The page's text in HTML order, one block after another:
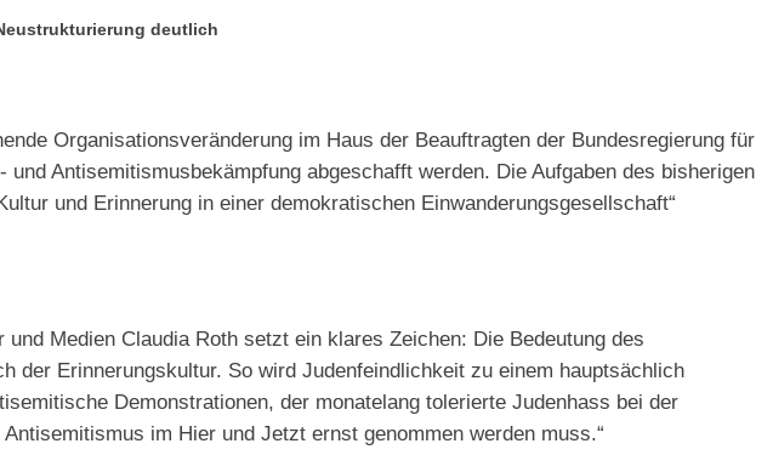
deutlich
Organisationsveränderung im Haus der Beauftragten der Bundesregierung für
Antisemitismusbekämpfung abgeschafft werden. Die Aufgaben des bisherigen
und Erinnerung in einer demokratischen Einwanderungsgesellschaft“
Medien Claudia Roth setzt ein klares Zeichen: Die Bedeutung des
der Erinnerungskultur. So wird Judenfeindlichkeit zu einem hauptsächlich
Demonstrationen, der monatelang tolerierte Judenhass bei der
im Hier und Jetzt ernst genommen werden muss.“